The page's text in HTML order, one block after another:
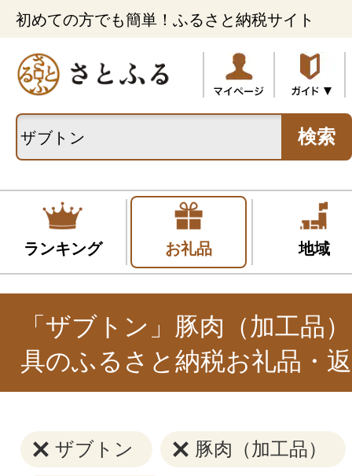
初めての方でも簡単！ふるさと納税サイト
検索
ランキング お礼品 地域
「ザブトン」豚肉（加工品
具のふるさと納税お礼品・
ザブトン 豚肉（加工品）